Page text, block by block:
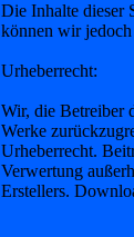
Die Inhalte dieser
können wir
Urheberrecht:
Wir, die Betreiber
Werke
Urheberrecht.
Verwertung
Erstellers.